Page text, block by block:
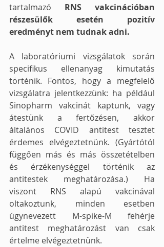
tartalmazó RNS vakcinációban
részesülők esetén pozitív
eredményt nem tudnak adni.
A laboratóriumi vizsgálatok során
specifikus ellenanyag kimutatás
történik. Fontos, hogy a megfelelő
vizsgálatra jelentkezzünk: ha például
Sinopharm vakcinát kaptunk, vagy
átestünk a fertőzésen, akkor
általános COVID antitest tesztet
érdemes elvégeztetnünk. (Gyártótól
függően más és más összetételben
és érzékenységgel történik az
antitestek meghatározása.) Ha
viszont RNS alapú vakcinával
oltakoztunk, minden esetben
úgynevezett M-spike-M fehérje
antitest meghatározást van csak
értelme elvégeztetnünk.